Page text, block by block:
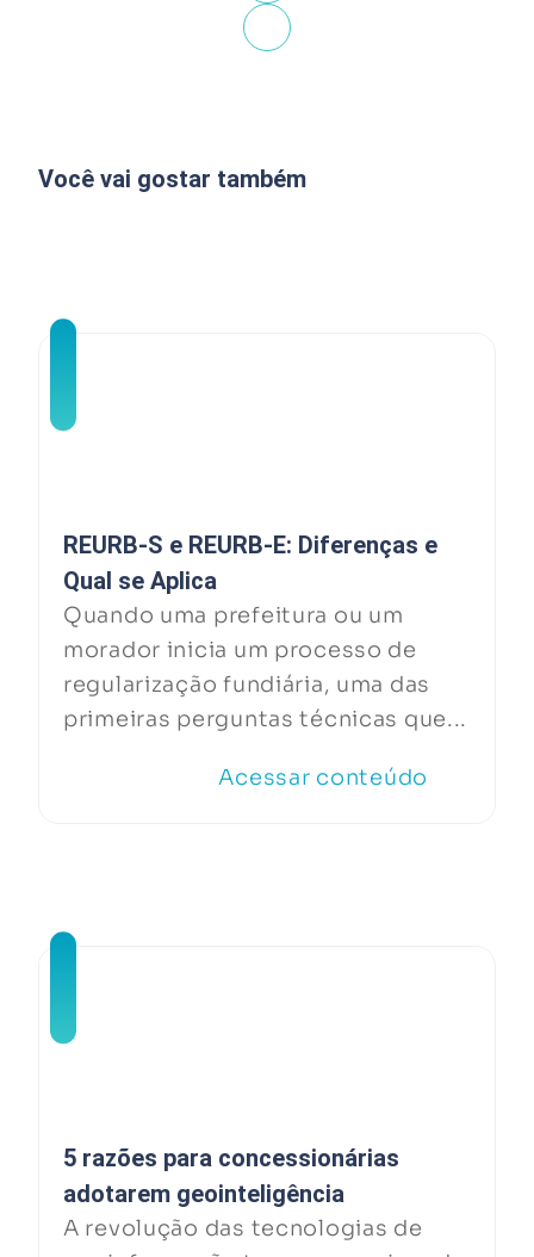
Você vai gostar também
REURB-S e REURB-E: Diferenças e
Qual se Aplica
Quando uma prefeitura ou um
morador inicia um processo de
regularização fundiária, uma das
primeiras perguntas técnicas que...
Acessar conteúdo
5 razões para concessionárias
adotarem geointeligência
A revolução das tecnologias de